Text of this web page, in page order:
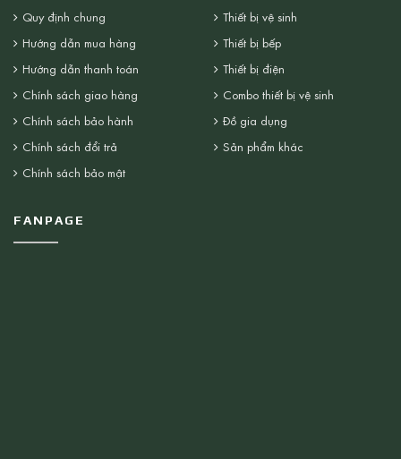
Quy định chung
Hướng dẫn mua hàng
Hướng dẫn thanh toán
Chính sách giao hàng
Chính sách bảo hành
Chính sách đổi trả
Chính sách bảo mật
Thiết bị vệ sinh
Thiết bị bếp
Thiết bị điện
Combo thiết bị vệ sinh
Đồ gia dụng
Sản phẩm khác
FANPAGE